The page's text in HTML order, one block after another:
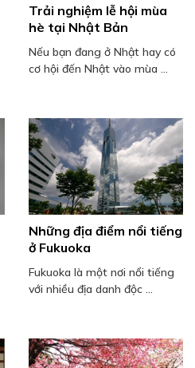
Trải nghiệm lễ hội mùa
hè tại Nhật Bản
Nếu bạn đang ở Nhật hay có
cơ hội đến Nhật vào mùa ...
Những địa điểm nổi tiếng
ở Fukuoka
Fukuoka là một nơi nổi tiếng
với nhiều địa danh độc ...